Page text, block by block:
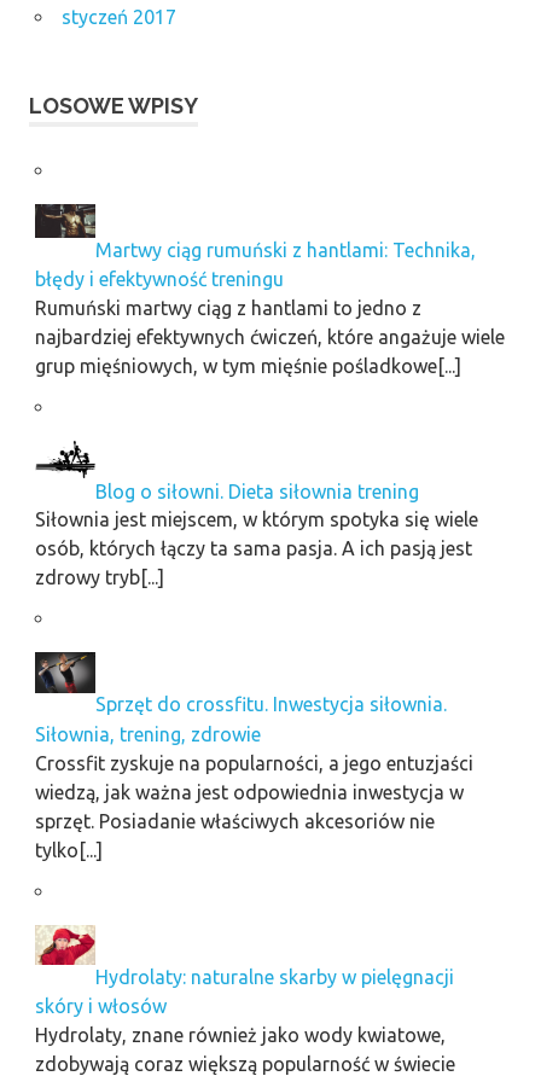
styczeń 2017
LOSOWE WPISY
Martwy ciąg rumuński z hantlami: Technika,
błędy i efektywność treningu
Rumuński martwy ciąg z hantlami to jedno z
najbardziej efektywnych ćwiczeń, które angażuje wiele
grup mięśniowych, w tym mięśnie pośladkowe[...]
Blog o siłowni. Dieta siłownia trening
Siłownia jest miejscem, w którym spotyka się wiele
osób, których łączy ta sama pasja. A ich pasją jest
zdrowy tryb[...]
Sprzęt do crossfitu. Inwestycja siłownia.
Siłownia, trening, zdrowie
Crossfit zyskuje na popularności, a jego entuzjaści
wiedzą, jak ważna jest odpowiednia inwestycja w
sprzęt. Posiadanie właściwych akcesoriów nie
tylko[...]
Hydrolaty: naturalne skarby w pielęgnacji
skóry i włosów
Hydrolaty, znane również jako wody kwiatowe,
zdobywają coraz większą popularność w świecie